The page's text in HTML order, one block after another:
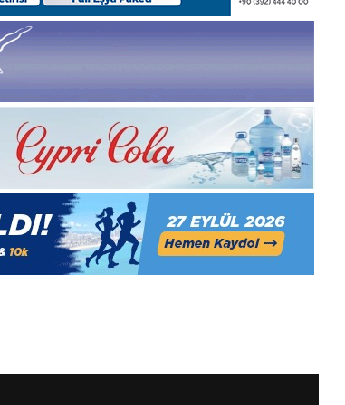
1
Aralık
Medya
1 Aralık 2025
1 Aralık Pazartesi 2025, Gıynık
Medya manşetleri